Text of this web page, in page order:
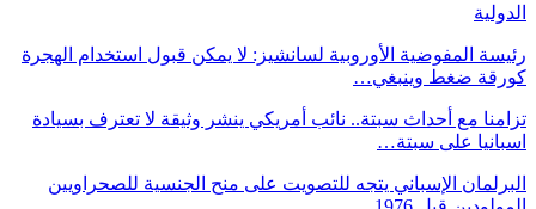
الدولية
رئيسة المفوضية الأوروبية لسانشيز: لا يمكن قبول استخدام الهجرة
كورقة ضغط وينبغي…
تزامنا مع أحداث سبتة.. نائب أمريكي ينشر وثيقة لا تعترف بسيادة
اسبانيا على سبتة…
البرلمان الإسباني يتجه للتصويت على منح الجنسية للصحراويين